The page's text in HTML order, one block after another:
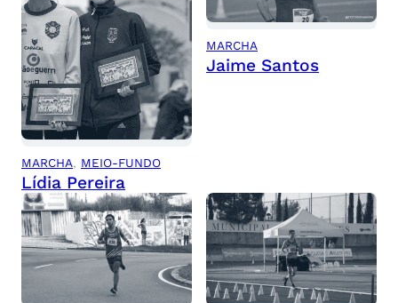
MARCHA, MEIO-FUNDO
Lídia Pereira
MARCHA
Jaime Santos